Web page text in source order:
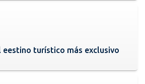
eestino turístico más exclusivo